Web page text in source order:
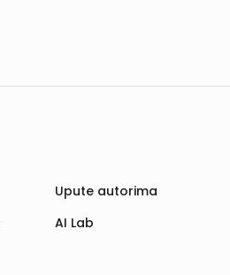
Upute autorima
AI Lab